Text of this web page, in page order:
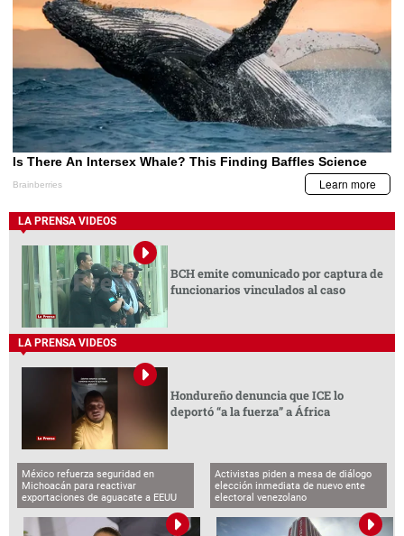
LA PRENSA VIDEOS
BCH emite comunicado por captura de
funcionarios vinculados al caso
LA PRENSA VIDEOS
Hondureño denuncia que ICE lo
deportó “a la fuerza” a África
México refuerza seguridad en
Michoacán para reactivar
exportaciones de aguacate a EEUU
Activistas piden a mesa de diálogo
elección inmediata de nuevo ente
electoral venezolano